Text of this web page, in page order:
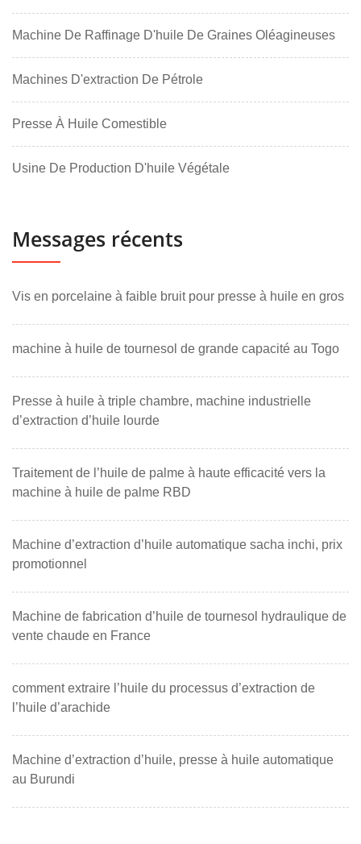
Machine De Raffinage D'huile De Graines Oléagineuses
Machines D'extraction De Pétrole
Presse À Huile Comestible
Usine De Production D'huile Végétale
Messages récents
Vis en porcelaine à faible bruit pour presse à huile en gros
machine à huile de tournesol de grande capacité au Togo
Presse à huile à triple chambre, machine industrielle
d’extraction d’huile lourde
Traitement de l’huile de palme à haute efficacité vers la
machine à huile de palme RBD
Machine d’extraction d’huile automatique sacha inchi, prix
promotionnel
Machine de fabrication d’huile de tournesol hydraulique de
vente chaude en France
comment extraire l’huile du processus d’extraction de
l’huile d’arachide
Machine d’extraction d’huile, presse à huile automatique
au Burundi